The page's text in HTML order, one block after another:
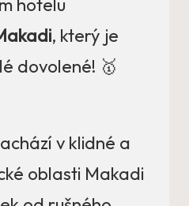
hotelu
, který je
dovolené! 🥇
v klidné a
oblasti Makadi